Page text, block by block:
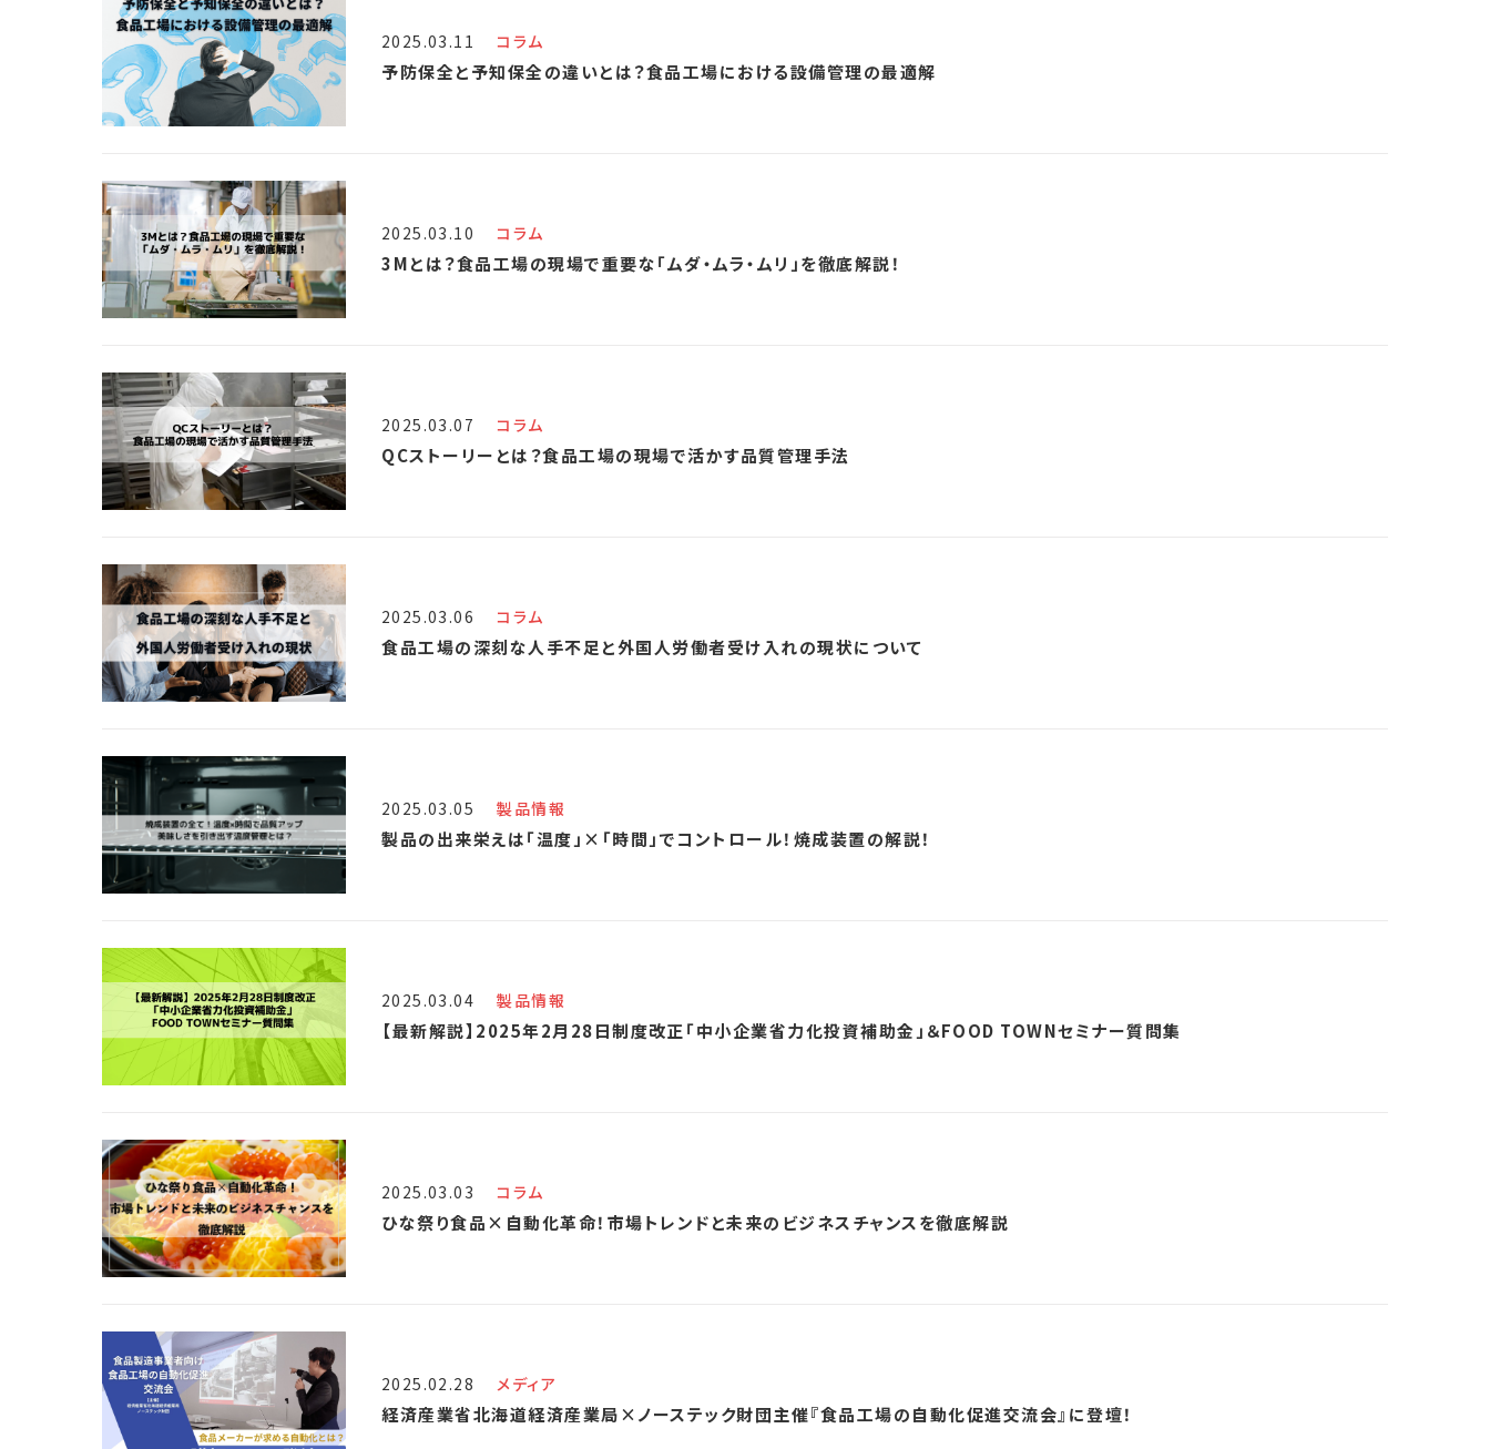
2025.03.11 コラム
予防保全と予知保全の違いとは？食品工場における設備管理の最適解
2025.03.10 コラム
3Mとは？食品工場の現場で重要な「ムダ・ムラ・ムリ」を徹底解説！
2025.03.07 コラム
QCストーリーとは？食品工場の現場で活かす品質管理手法
2025.03.06 コラム
食品工場の深刻な人手不足と外国人労働者受け入れの現状について
2025.03.05 製品情報
製品の出来栄えは「温度」×「時間」でコントロール！焼成装置の解説！
2025.03.04 製品情報
【最新解説】2025年2月28日制度改正「中小企業省力化投資補助金」＆FOOD TOWNセミナー質問集
2025.03.03 コラム
ひな祭り食品×自動化革命！市場トレンドと未来のビジネスチャンスを徹底解説
2025.02.28 メディア
経済産業省北海道経済産業局×ノーステック財団主催『食品工場の自動化促進交流会』に登壇！